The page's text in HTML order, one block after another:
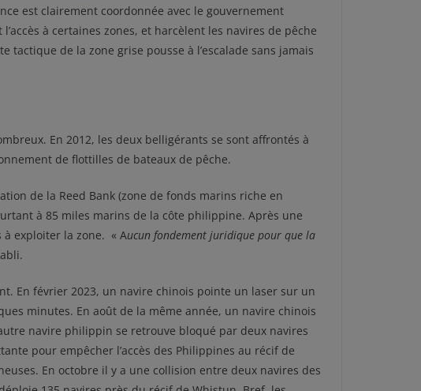
est clairement coordonnée avec le gouvernement
à certaines zones, et harcèlent les navires de pêche
tactique de la zone grise pousse à l’escalade sans jamais
En 2012, les deux belligérants se sont affrontés à
de flottilles de bateaux de pêche.
de la Reed Bank (zone de fonds marins riche en
à 85 miles marins de la côte philippine. Après une
exploiter la zone. « Aucun fondement juridique pour que la
En février 2023, un navire chinois pointe un laser sur un
minutes. En août de la même année, un navire chinois
navire philippin se retrouve bloqué par deux navires
pour empêcher l’accès des Philippines au récif de
En octobre il y a une collision entre deux navires des